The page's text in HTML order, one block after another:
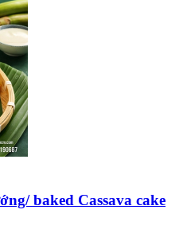
baked Cassava cake